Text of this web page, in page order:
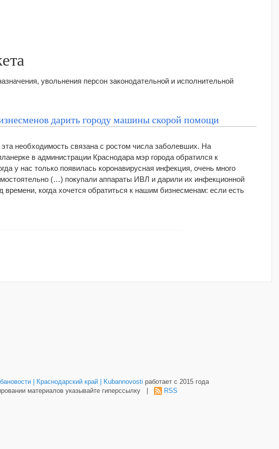
увольнения персон законодательной и исполнительной
дарить городу машины скорой помощи
необходимость связана с ростом числа заболевших. На
в администрации Краснодара мэр города обратился к
у нас только появилась коронавирусная инфекция, очень много
(…) покупали аппараты ИВЛ и дарили их инфекционной
времени, когда хочется обратиться к нашим бизнесменам: если есть
| Краснодарский край | Kubannovosti работает с 2015 года
материалов указывайте гиперссылку | RSS